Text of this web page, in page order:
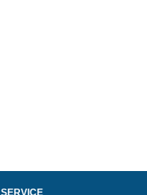
SERVICE